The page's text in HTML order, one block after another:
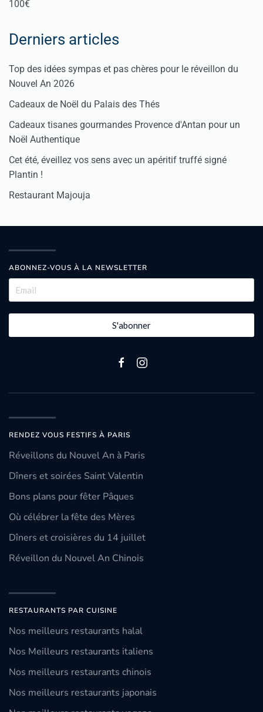
100€
Derniers articles
Top des idées sympas et pas chères pour le réveillon du
Nouvel An 2026
Cadeaux de Noël du Palais des Thés
Cadeaux tisanes gourmandes Provence d'Antan pour un
Noël Authentique
Cet été, éveillez vos sens avec un apéritif truffé signé
Plantin !
Restaurant Majouja
ABONNEZ-VOUS À LA NEWSLETTER
S'abonner
RENDEZ VOUS FESTIFS À PARIS
Réveillons du Nouvel An à Paris
Dîners et soirées Saint Valentin
Bons plans pour fêter Pâques
Où célébrer la fête des Mères
Dîners et croisières du 14 juillet
Réveillon du Nouvel An Chinois
RESTAURANTS PAR CUISINE
Nos meilleurs restaurants halal
Nos Meilleurs restaurants italiens
Nos meilleurs restaurants chinois
Nos meilleurs restaurants japonais